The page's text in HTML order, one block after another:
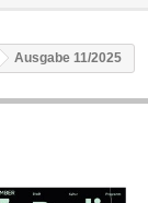
Ausgabe 11/2025